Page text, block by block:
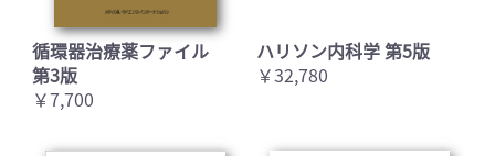
循環器治療薬ファイル
第3版
￥7,700
ハリソン内科学 第5版
￥32,780